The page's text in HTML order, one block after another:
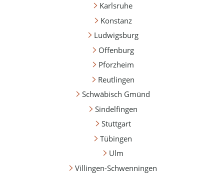
Karlsruhe
Konstanz
Ludwigsburg
Offenburg
Pforzheim
Reutlingen
Schwäbisch Gmünd
Sindelfingen
Stuttgart
Tübingen
Ulm
Villingen-Schwenningen